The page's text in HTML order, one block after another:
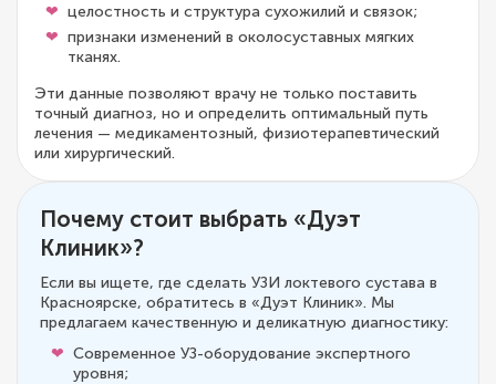
целостность и структура сухожилий и связок;
признаки изменений в околосуставных мягких
тканях.
Эти данные позволяют врачу не только поставить
точный диагноз, но и определить оптимальный путь
лечения — медикаментозный, физиотерапевтический
или хирургический.
Почему стоит выбрать «Дуэт
Клиник»?
Если вы ищете, где сделать УЗИ локтевого сустава в
Красноярске, обратитесь в «Дуэт Клиник». Мы
предлагаем качественную и деликатную диагностику:
Современное УЗ-оборудование экспертного
уровня;